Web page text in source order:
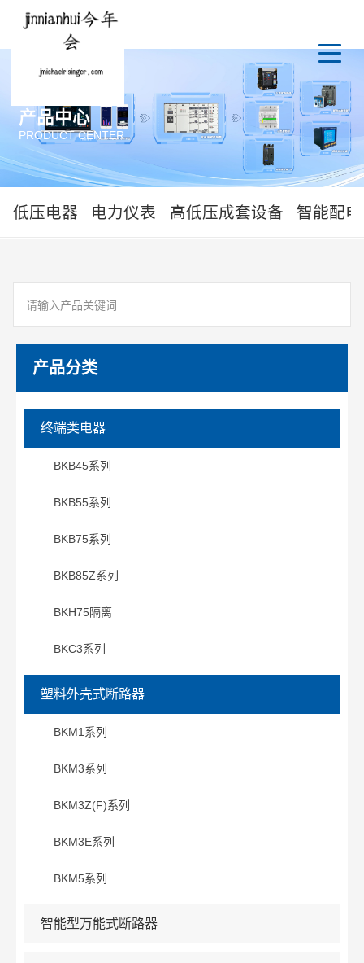
产品中心
PRODUCT CENTER
低压电器 电力仪表 高低压成套设备 智能配
产品分类
终端类电器
BKB45系列
BKB55系列
BKB75系列
BKB85Z系列
BKH75隔离
BKC3系列
塑料外壳式断路器
BKM1系列
BKM3系列
BKM3Z(F)系列
BKM3E系列
BKM5系列
智能型万能式断路器